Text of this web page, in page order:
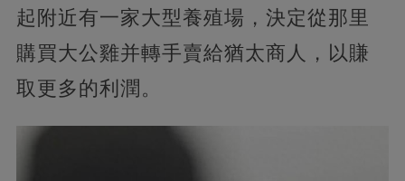
起附近有一家大型養殖場，決定從那里
購買大公雞并轉手賣給猶太商人，以賺
取更多的利潤。